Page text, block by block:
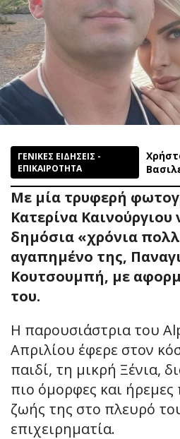
ΓΕΝΙΚΕΣ ΕΙΔΗΣΕΙΣ -
ΕΠΙΚΑΙΡΟΤΗΤΑ
Με μία τρυφερή
Κατερίνα Καινούργιου
δημόσια «χρόνια
αγαπημένο της,
Κουτσουμπή, με
του.
Η παρουσιάστρια του
Απριλίου έφερε στον
παιδί, τη μικρή Ξένια,
πιο όμορφες και ήρεμες
ζωής της στο πλευρό
επιχειρηματία.